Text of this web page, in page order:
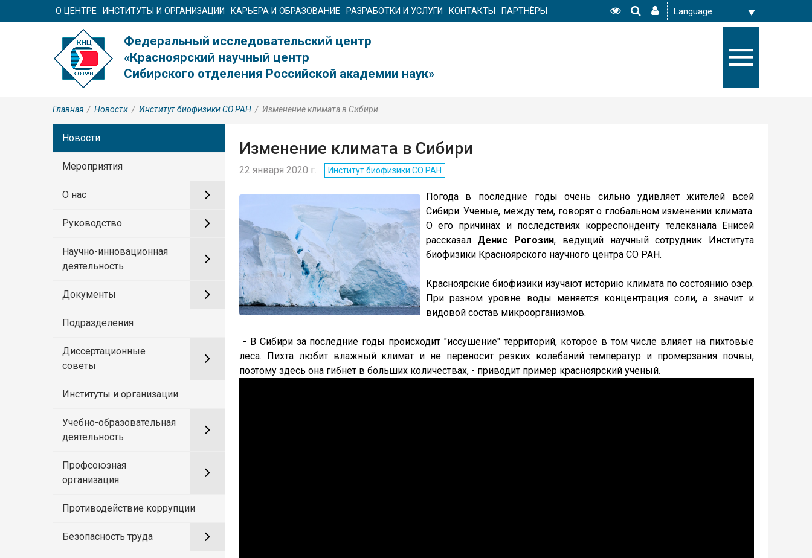
О ЦЕНТРЕ ИНСТИТУТЫ И ОРГАНИЗАЦИИ КАРЬЕРА И ОБРАЗОВАНИЕ РАЗРАБОТКИ И УСЛУГИ КОНТАКТЫ ПАРТНЁРЫ
Федеральный исследовательский центр
«Красноярский научный центр
Сибирского отделения Российской академии наук»
Главная / Новости / Институт биофизики СО РАН / Изменение климата в Сибири
Новости
Мероприятия
О нас
Руководство
Научно-инновационная
деятельность
Документы
Подразделения
Диссертационные
советы
Институты и организации
Учебно-образовательная
деятельность
Профсоюзная
организация
Противодействие коррупции
Безопасность труда
Изменение климата в Сибири
22 января 2020 г. Институт биофизики СО РАН
Погода в последние годы очень сильно удивляет жителей всей
Сибири. Ученые, между тем, говорят о глобальном изменении климата.
О его причинах и последствиях корреспонденту телеканала Енисей
рассказал Денис Рогозин, ведущий научный сотрудник Института
биофизики Красноярского научного центра СО РАН.
Красноярские биофизики изучают историю климата по состоянию озер.
При разном уровне воды меняется концентрация соли, а значит и
видовой состав микроорганизмов.
- В Сибири за последние годы происходит "иссушение" территорий, которое в том числе влияет на пихтовые
леса. Пихта любит влажный климат и не переносит резких колебаний температур и промерзания почвы,
поэтому здесь она гибнет в больших количествах, - приводит пример красноярский ученый.